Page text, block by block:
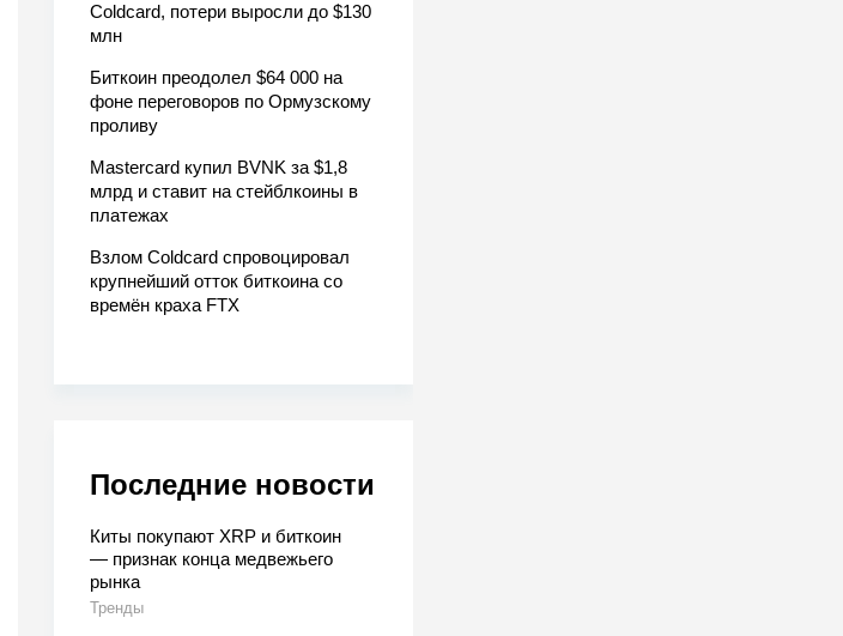
Coldcard, потери выросли до $130
млн
Биткоин преодолел $64 000 на
фоне переговоров по Ормузскому
проливу
Mastercard купил BVNK за $1,8
млрд и ставит на стейблкоины в
платежах
Взлом Coldcard спровоцировал
крупнейший отток биткоина со
времён краха FTX
Последние новости
Киты покупают XRP и биткоин
— признак конца медвежьего
рынка
Тренды